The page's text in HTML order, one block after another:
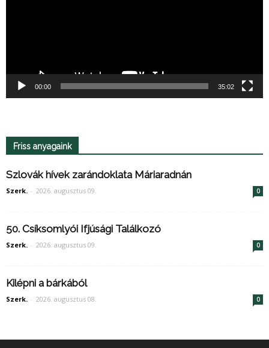
00:00 35:02
Friss anyagaink
Szlovák hívek zarándoklata Máriaradnán
Szerk. - 2026. augusztus 09. 0
50. Csíksomlyói Ifjúsági Találkozó
Szerk. - 2026. augusztus 09. 0
Kilépni a bárkából
Szerk. - 2026. augusztus 08. 0